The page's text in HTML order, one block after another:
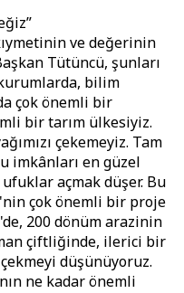
ve değerinin
Tütüncü, şunları
bilim
çok önemli bir
bir tarım ülkesiyiz.
çekemeyiz. Tam
imkânları en güzel
açmak düşer. Bu
çok önemli bir proje
200 dönüm arazinin
çiftliğinde, ilerici bir
düşünüyoruz.
ne kadar önemli